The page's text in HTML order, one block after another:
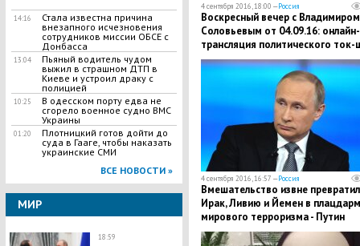
14:16
Стала известна причина
внезапного исчезновения
сотрудников миссии ОБСЕ с
Донбасса
13:04
Пьяный водитель чудом
выжил в страшном ДТП в
Киеве и устроил драку с
полицией
10:25
В одесском порту едва не
сгорело военное судно ВМС
Украины
01:20
Плотницкий готов дойти до
суда в Гааге, чтобы наказать
украинские СМИ
ВСЕ НОВОСТИ »
МИР
18:59
4 сентября 2016, 18:00 —Россия
Воскресный вечер с Владимиром
Соловьевым от 04.09.16: онлайн-
трансляция политического ток-
4 сентября 2016, 16:57 —Россия
Вмешательство извне
Ирак, Ливию и Йемен в плацдарм
мирового терроризма - Путин